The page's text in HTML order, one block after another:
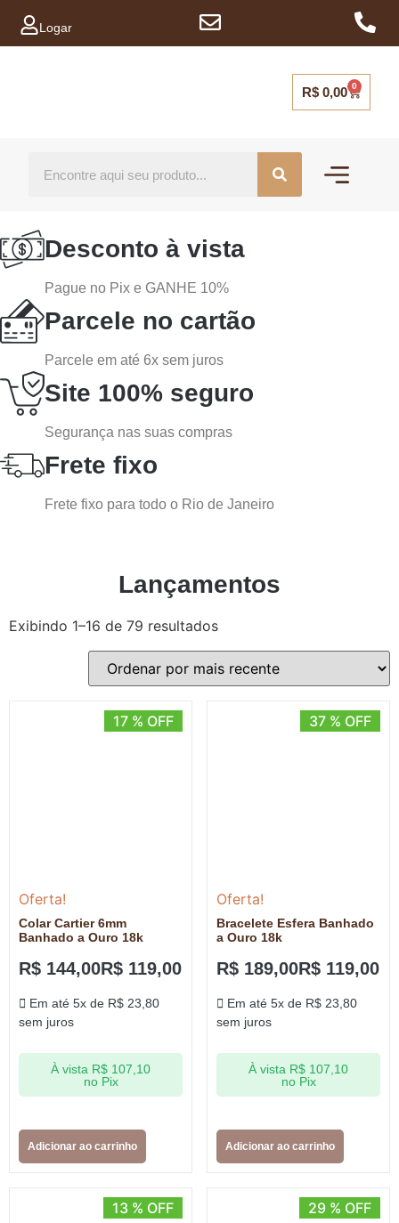
Logar
R$0,00 0
Desconto à vista
Pague no Pix e GANHE 10%
Parcele no cartão
Parcele em até 6x sem juros
Site 100% seguro
Segurança nas suas compras
Frete fixo
Frete fixo para todo o Rio de Janeiro
Lançamentos
Exibindo 1–16 de 79 resultados
Oferta!
17 % OFF
Colar Cartier 6mm
Banhado a Ouro 18k
R$ 144,00R$ 119,00
Em até 5x de R$ 23,80
sem juros
À vista R$ 107,10
no Pix
Adicionar ao carrinho
Oferta!
37 % OFF
Bracelete Esfera Banhado
a Ouro 18k
R$ 189,00R$ 119,00
Em até 5x de R$ 23,80
sem juros
À vista R$ 107,10
no Pix
Adicionar ao carrinho
13 % OFF 29 % OFF